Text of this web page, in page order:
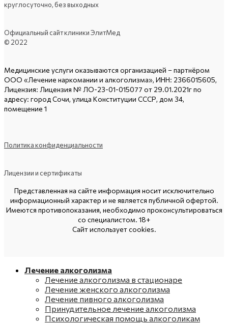
круглосуточно, без выходных
Официальный сайт клиники ЭлитМед
© 2022
Медицинские услуги оказываются организацией – партнёром
ООО «Лечение наркомании и алкоголизма», ИНН: 2366015605,
Лицензия: Лицензия № ЛО-23-01-015077 от 29.01.2021г по
адресу: город Сочи, улица Конституции СССР, дом 34,
помещение 1
Политика конфиденциальности
Лицензии и сертификаты
Представленная на сайте информация носит исключительно
информационный характер и не является публичной офертой.
Имеются противопоказания, необходимо проконсультироваться
со специалистом. 18+
Сайт использует cookies.
Лечение алкоголизма
Лечение алкоголизма в стационаре
Лечение женского алкоголизма
Лечение пивного алкоголизма
Принудительное лечение алкоголизма
Психологическая помощь алкоголикам